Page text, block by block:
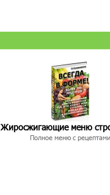
Жиросжигающие меню
Полное меню с рецептами